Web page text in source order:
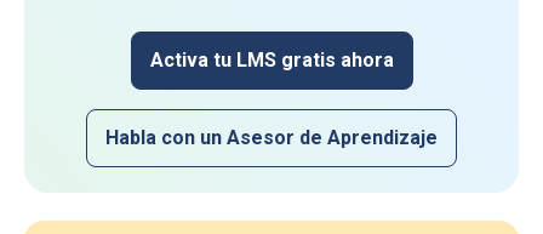
Activa tu LMS gratis ahora
Habla con un Asesor de Aprendizaje